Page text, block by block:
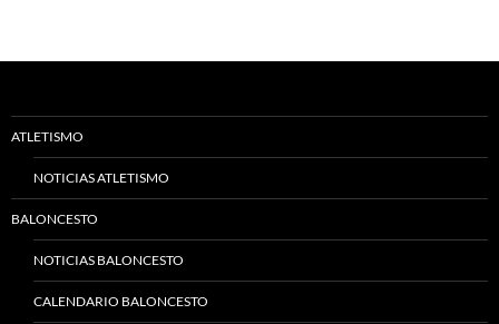
ATLETISMO
NOTICIAS ATLETISMO
BALONCESTO
NOTICIAS BALONCESTO
CALENDARIO BALONCESTO